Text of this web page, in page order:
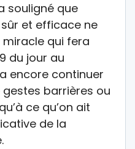
souligné que
sûr et efficace ne
qui fera
du jour au
encore continuer
barrières ou
ce qu’on ait
de la